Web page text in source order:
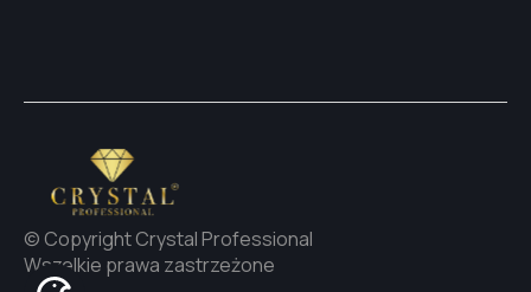
© Copyright Crystal Professional
Wszelkie prawa zastrzeżone